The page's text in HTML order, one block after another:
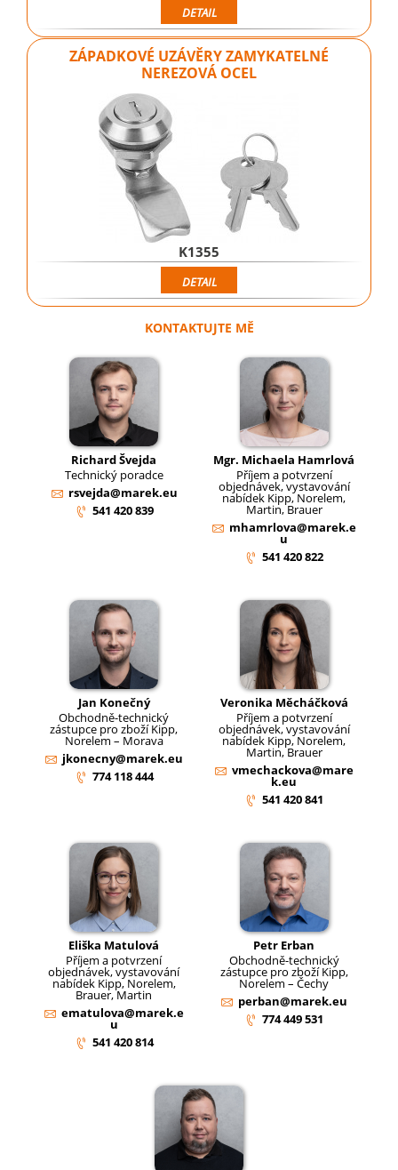
DETAIL
ZÁPADKOVÉ UZÁVĚRY ZAMYKATELNÉ
NEREZOVÁ OCEL
K1355
DETAIL
KONTAKTUJTE MĚ
Richard Švejda
Technický poradce
rsvejda@marek.eu
541 420 839
Mgr. Michaela Hamrlová
Příjem a potvrzení
objednávek, vystavování
nabídek Kipp, Norelem,
Martin, Brauer
mhamrlova@marek.e
u
541 420 822
Jan Konečný
Obchodně-technický
zástupce pro zboží Kipp,
Norelem – Morava
jkonecny@marek.eu
774 118 444
Veronika Měcháčková
Příjem a potvrzení
objednávek, vystavování
nabídek Kipp, Norelem,
Martin, Brauer
vmechackova@mare
k.eu
541 420 841
Eliška Matulová
Příjem a potvrzení
objednávek, vystavování
nabídek Kipp, Norelem,
Brauer, Martin
ematulova@marek.e
u
541 420 814
Petr Erban
Obchodně-technický
zástupce pro zboží Kipp,
Norelem – Čechy
perban@marek.eu
774 449 531